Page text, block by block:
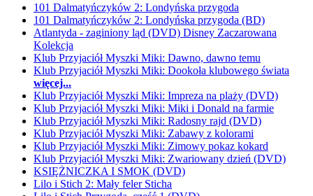
101 Dalmatyńczyków 2: Londyńska przygoda
101 Dalmatyńczyków 2: Londyńska przygoda (BD)
Atlantyda - zaginiony ląd (DVD) Disney Zaczarowana
Kolekcja
Klub Przyjaciół Myszki Miki: Dawno, dawno temu
Klub Przyjaciół Myszki Miki: Dookoła klubowego świata
więcej...
Klub Przyjaciół Myszki Miki: Impreza na plaży (DVD)
Klub Przyjaciół Myszki Miki: Miki i Donald na farmie
Klub Przyjaciół Myszki Miki: Radosny rajd (DVD)
Klub Przyjaciół Myszki Miki: Zabawy z kolorami
Klub Przyjaciół Myszki Miki: Zimowy pokaz kokard
Klub Przyjaciół Myszki Miki: Zwariowany dzień (DVD)
KSIĘŻNICZKA I SMOK (DVD)
Lilo i Stich 2: Mały feler Sticha